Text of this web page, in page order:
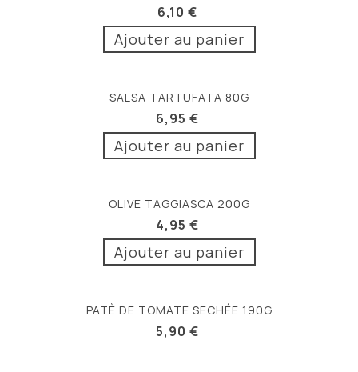
6,10 €
Ajouter au panier
SALSA TARTUFATA 80G
6,95 €
Ajouter au panier
OLIVE TAGGIASCA 200G
4,95 €
Ajouter au panier
PATÈ DE TOMATE SECHÉE 190G
5,90 €